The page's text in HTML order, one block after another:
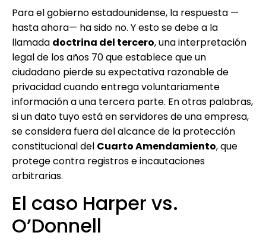
Para el gobierno estadounidense, la respuesta —
hasta ahora— ha sido no. Y esto se debe a la
llamada doctrina del tercero, una interpretación
legal de los años 70 que establece que un
ciudadano pierde su expectativa razonable de
privacidad cuando entrega voluntariamente
información a una tercera parte. En otras palabras,
si un dato tuyo está en servidores de una empresa,
se considera fuera del alcance de la protección
constitucional del Cuarto Amendamiento, que
protege contra registros e incautaciones
arbitrarias.
El caso Harper vs.
O’Donnell